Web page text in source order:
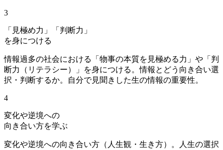
3
「見極め力」「判断力」
を身につける
情報過多の社会における「物事の本質を見極める力」や「判
断力（リテラシー）」を身につける。情報とどう向き合い選
択・判断するか。自分で見聞きした生の情報の重要性。
4
変化や逆境への
向き合い方を学ぶ
変化や逆境への向き合い方（人生観・生き方）。人生の選択